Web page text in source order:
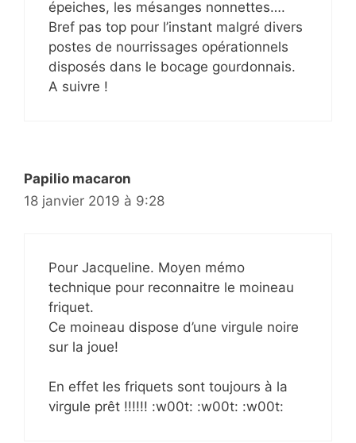
épeiches, les mésanges nonnettes….
Bref pas top pour l’instant malgré divers
postes de nourrissages opérationnels
disposés dans le bocage gourdonnais.
A suivre !
Papilio macaron
18 janvier 2019 à 9:28
Pour Jacqueline. Moyen mémo
technique pour reconnaitre le moineau
friquet.
Ce moineau dispose d’une virgule noire
sur la joue!
En effet les friquets sont toujours à la
virgule prêt !!!!!! :w00t: :w00t: :w00t: